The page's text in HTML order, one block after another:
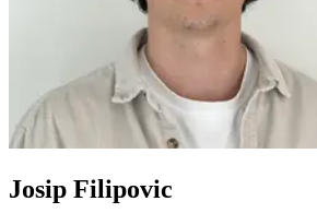
Josip Filipovic